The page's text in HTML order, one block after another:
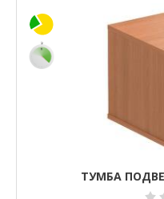
ТУМБА